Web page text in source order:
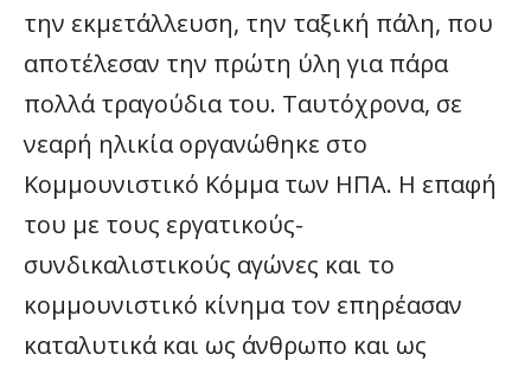
την εκμετάλλευση, την ταξική πάλη, που
αποτέλεσαν την πρώτη ύλη για πάρα
πολλά τραγούδια του. Ταυτόχρονα, σε
νεαρή ηλικία οργανώθηκε στο
Κομμουνιστικό Κόμμα των ΗΠΑ. Η επαφή
του με τους εργατικούς-
συνδικαλιστικούς αγώνες και το
κομμουνιστικό κίνημα τον επηρέασαν
καταλυτικά και ως άνθρωπο και ως